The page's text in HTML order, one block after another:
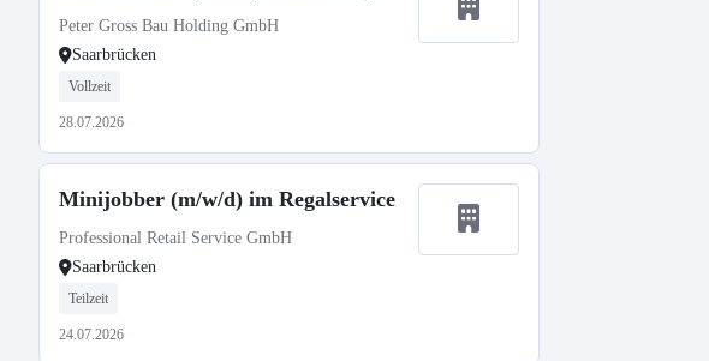
Peter Gross Bau Holding GmbH
Saarbrücken
Vollzeit
28.07.2026
Minijobber (m/w/d) im Regalservice
Professional Retail Service GmbH
Saarbrücken
Teilzeit
24.07.2026